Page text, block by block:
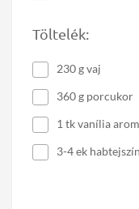
Töltelék:
230 g vaj
360 g porcukor
1 tk vanília
3-4 ek habtejszín